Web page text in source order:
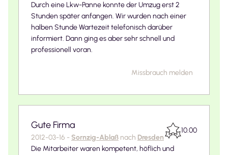
Durch eine Lkw-Panne konnte der Umzug erst 2
Stunden später anfangen. Wir wurden nach einer
halben Stunde Wartezeit telefonisch darüber
informiert. Dann ging es aber sehr schnell und
professionell voran.
Missbrauch melden
Gute Firma
2012-03-16 - Sornzig-Ablaß nach Dresden
10.00
Die Mitarbeiter waren kompetent, höflich und